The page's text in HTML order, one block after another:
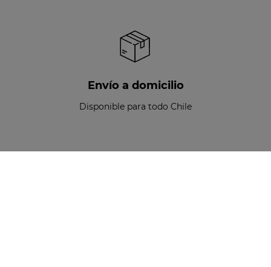
Envío a domicilio
Disponible para todo Chile